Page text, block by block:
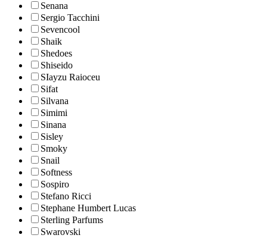
Senana
Sergio Tacchini
Sevencool
Shaik
Shedoes
Shiseido
SIayzu Raioceu
Sifat
Silvana
Simimi
Sinana
Sisley
Smoky
Snail
Softness
Sospiro
Stefano Ricci
Stephane Humbert Lucas
Sterling Parfums
Swarovski